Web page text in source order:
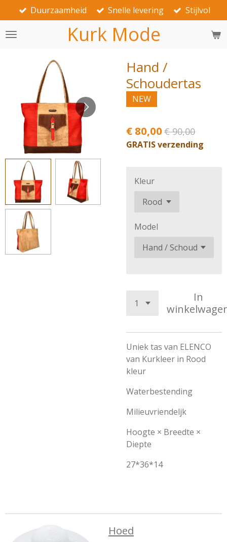
direct
naar
hoofdinhoud
Kurk Mode
Duurzaamheid Snelle levering Stijlvol
Hand /
Schoudertas
NEW
€ 80,00 € 90,00
GRATIS verzending
Kleur
Model
In
Uniek tas van ELENCO
van Kurkleer in Rood
kleur
Waterbestending
Milieuvriendeljk
Hoogte × Breedte ×
Diepte
27*36*14
Hoed